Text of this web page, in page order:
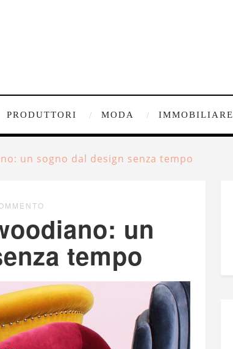
PRODUTTORI MODA IMMOBILIARE
un sogno dal design senza tempo
un
tempo